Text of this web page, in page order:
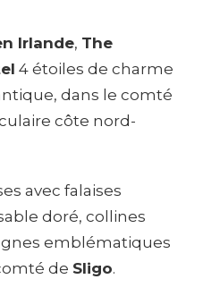
Irlande, The
4 étoiles de charme
dans le comté
côte nord-
avec falaises
doré, collines
emblématiques
de Sligo.